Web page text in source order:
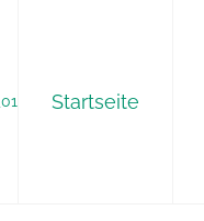
Startseite